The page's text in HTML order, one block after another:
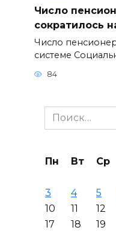
Число
сократилось
Число
системе
84
Search
for:
Пн Вт Ср
3
4 5
10
11 12
17
18 19